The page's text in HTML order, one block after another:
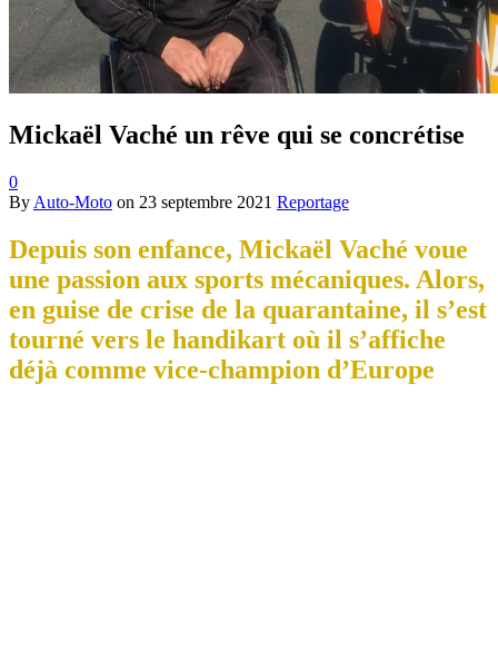
Mickaël Vaché un rêve qui se concrétise
0
By Auto-Moto on 23 septembre 2021 Reportage
Depuis son enfance, Mickaël Vaché voue
une passion aux sports mécaniques. Alors,
en guise de crise de la quarantaine, il s’est
tourné vers le handikart où il s’affiche
déjà comme vice-champion d’Europe